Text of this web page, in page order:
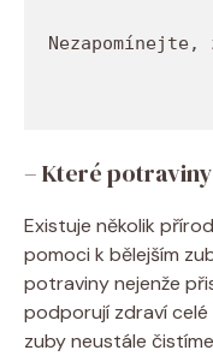
– Které
Existuje několik
pomoci k bělejším
potraviny nejenže
podporují zdraví
zuby neustále